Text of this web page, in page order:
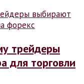
трейдеры
для торговли